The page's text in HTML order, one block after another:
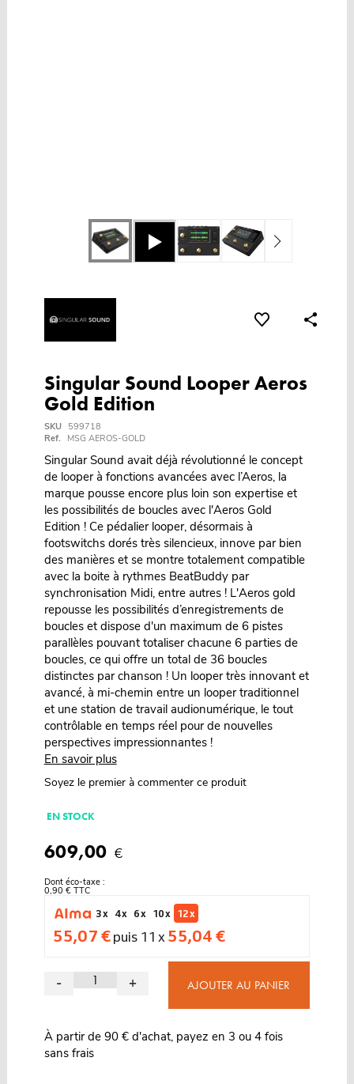
Singular Sound Looper Aeros
Gold Edition
SKU
599718
Ref.
MSG AEROS-GOLD
Singular Sound avait déjà révolutionné le concept
de looper à fonctions avancées avec l’Aeros, la
marque pousse encore plus loin son expertise et
les possibilités de boucles avec l'Aeros Gold
Edition ! Ce pédalier looper, désormais à
footswitchs dorés très silencieux, innove par bien
des manières et se montre totalement compatible
avec la boite à rythmes BeatBuddy par
synchronisation Midi, entre autres ! L'Aeros gold
repousse les possibilités d’enregistrements de
boucles et dispose d'un maximum de 6 pistes
parallèles pouvant totaliser chacune 6 parties de
boucles, ce qui offre un total de 36 boucles
distinctes par chanson ! Un looper très innovant et
avancé, à mi-chemin entre un looper traditionnel
et une station de travail audionumérique, le tout
contrôlable en temps réel pour de nouvelles
perspectives impressionnantes !
En savoir plus
Soyez le premier à commenter ce produit
EN STOCK
609,00 €
Dont éco-taxe :
0,90 € TTC
3 x
4 x 6 x 10 x 12 x
55,07 €puis 11 x55,04 €
- + AJOUTER AU PANIER
À partir de 90 € d'achat, payez en 3 ou 4 fois
sans frais